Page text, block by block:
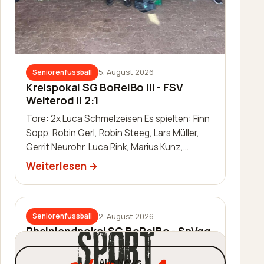
Seniorenfussball 5. August 2026
Kreispokal SG BoReiBo III - FSV
Welterod II 2:1
Tore: 2x Luca Schmelzeisen Es spielten: Finn
Sopp, Robin Gerl, Robin Steeg, Lars Müller,
Gerrit Neurohr, Luca Rink, Marius Kunz,
Manuel Häuser, Lukas Schleis,…
Weiterlesen
Seniorenfussball 2. August 2026
Rheinlandpokal SG BoReiBo - SpVgg.
EGC Wirges 1:2